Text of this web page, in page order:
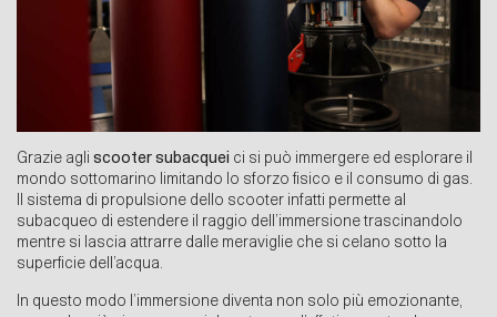
Grazie agli scooter subacquei ci si può immergere ed esplorare il
mondo sottomarino limitando lo sforzo fisico e il consumo di gas.
Il sistema di propulsione dello scooter infatti permette al
subacqueo di estendere il raggio dell’immersione trascinandolo
mentre si lascia attrarre dalle meraviglie che si celano sotto la
superficie dell’acqua.
In questo modo l’immersione diventa non solo più emozionante,